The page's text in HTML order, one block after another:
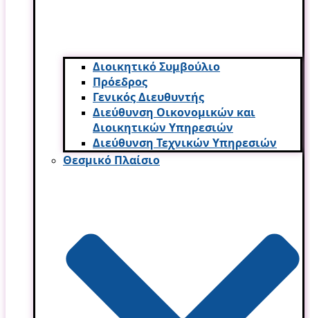
Διοικητικό Συμβούλιο
Πρόεδρος
Γενικός Διευθυντής
Διεύθυνση Οικονομικών και
Διοικητικών Υπηρεσι­ών
Διεύθυνση Τεχνικών Υπηρεσιών
Θεσμικό Πλαίσιο